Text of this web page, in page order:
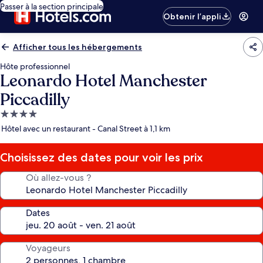
Passer à la section principale
Obtenir l’appli
Afficher tous les hébergements
Hôte professionnel
Leonardo Hotel Manchester
Piccadilly
Hébergement
4.0 étoiles
Hôtel avec un restaurant - Canal Street à 1,1 km
Choisissez des dates pour voir les prix
Où allez-vous ?
Dates
Voyageurs